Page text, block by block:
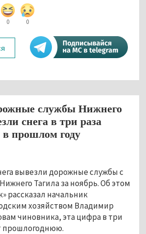
0 0
службы Нижнего
снега в три раза
прошлом году
вывезли дорожные службы с
Тагила за ноябрь. Об этом
рассказал начальник
хозяйством Владимир
чиновника, эта цифра в три
прошлогоднюю.